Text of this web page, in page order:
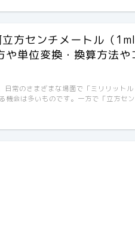
方センチメートル（
単位変換・換算方法や
日常のさまざまな場面で「ミリリットル
機会は多いものです。一方で「立方セ